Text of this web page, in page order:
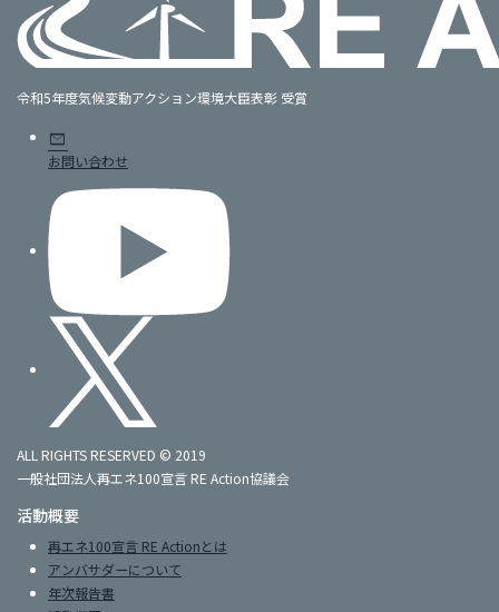
令和5年度気候変動アクション環境大臣表彰 受賞
mail
お問い合わせ
ALL RIGHTS RESERVED © 2019
一般社団法人再エネ100宣言 RE Action協議会
活動概要
再エネ100宣言 RE Actionとは
アンバサダーについて
年次報告書